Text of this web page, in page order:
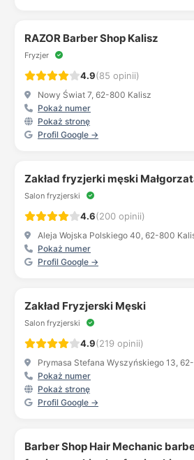
RAZOR Barber Shop Kalisz
Fryzjer
4.9(85 opinii)
Nowy Świat 7, 62-800 Kalisz
Pokaż numer
Pokaż stronę
Profil Google →
Zakład fryzjerki męski
Salon fryzjerski
4.6(200 opinii)
Aleja Wojska Polskiego 40, 62-800
Pokaż numer
Profil Google →
Zakład Fryzjerski Męski
Salon fryzjerski
4.9(219 opinii)
Prymasa Stefana Wyszyńskiego 13,
Pokaż numer
Pokaż stronę
Profil Google →
Barber Shop Hair Mechanic